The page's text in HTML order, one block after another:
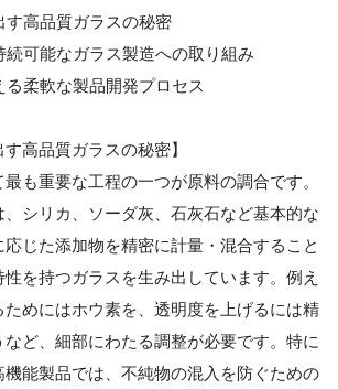
す高品質ガラスの秘密
続可能なガラス製造への取り組み
柔軟な製品開発プロセス
す高品質ガラスの秘密】
も重要な工程の一つが原料の調合です。
シリカ、ソーダ灰、石灰石など基本的な
じた添加物を精密に計量・混合すること
を持つガラスを生み出しています。例え
めにはホウ素を、透明度を上げるには精
ど、細部にわたる調整が必要です。特に
能製品では、不純物の混入を防ぐための